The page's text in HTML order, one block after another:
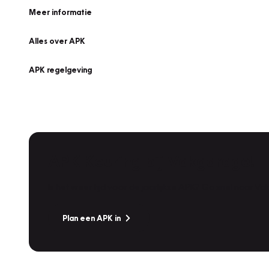
Meer informatie
Alles over APK
APK regelgeving
Plan een APK in